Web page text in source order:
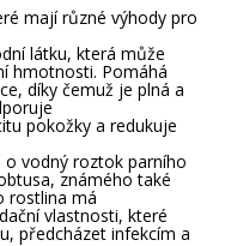
mají různé výhody pro
látku, která může
hmotnosti. Pomáhá
díky čemuž je plná a
pokožky a redukuje
o vodný roztok parního
známého také
rostlina má
vlastnosti, které
předcházet infekcím a